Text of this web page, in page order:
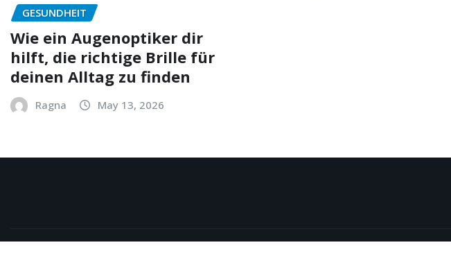
GESUNDHEIT
Wie ein Augenoptiker dir
hilft, die richtige Brille für
deinen Alltag zu finden
Ragna May 13, 2026